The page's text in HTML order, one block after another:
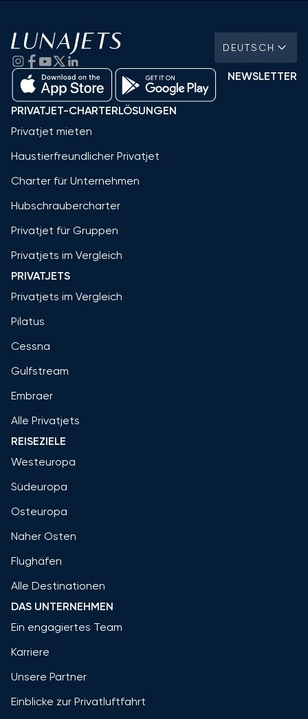
DEUTSCH
NEWSLETTER
PRIVATJET-CHARTERLÖSUNGEN
Privatjet mieten
Haustierfreundlicher Privatjet
Charter für Unternehmen
Hubschraubercharter
Privatjet für Gruppen
Privatjets im Vergleich
PRIVATJETS
Privatjets im Vergleich
Pilatus
Cessna
Gulfstream
Embraer
Alle Privatjets
REISEZIELE
Westeuropa
Südeuropa
Osteuropa
Naher Osten
Flughäfen
Alle Destinationen
DAS UNTERNEHMEN
Ein engagiertes Team
Karriere
Unsere Partner
Einblicke zur Privatluftfahrt